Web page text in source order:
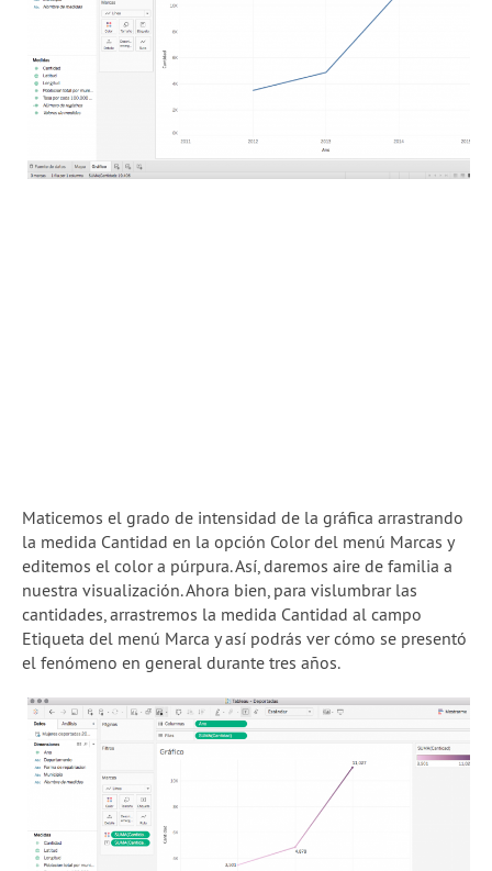
Maticemos el grado de intensidad de la gráfica arrastrando
la medida Cantidad en la opción Color del menú Marcas y
editemos el color a púrpura. Así, daremos aire de familia a
nuestra visualización. Ahora bien, para vislumbrar las
cantidades, arrastremos la medida Cantidad al campo
Etiqueta del menú Marca y así podrás ver cómo se presentó
el fenómeno en general durante tres años.